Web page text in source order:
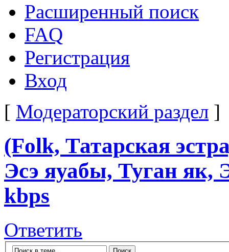
Расширенный поиск
FAQ
Регистрация
Вход
[ Модераторский раздел ]
(Folk, Татарская
Эсэ яуабы, Туган як,
kbps
Ответить